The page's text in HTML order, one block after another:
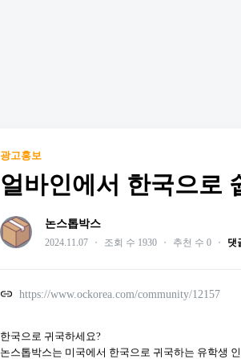
광고홍보
얼바인에서 한국으로
논스톱박스
2024.11.07 ・ 조회 수 1930 ・ 추천 수 0 ・ 댓
https://www.ockorea.com/community/12157
한국으로 귀국하세요?
논스톱박스는 미국에서 한국으로 귀국하는 유학생